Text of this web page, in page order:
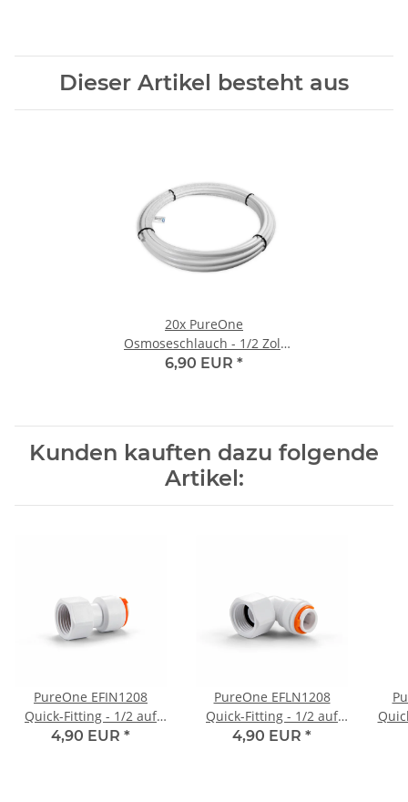
Dieser Artikel besteht aus
20x PureOne
Osmoseschlauch - 1/2 Zoll
(12 mm) | Weiß 1 Meter
6,90 EUR *
Kunden kauften dazu folgende
Artikel:
PureOne EFIN1208
Quick-Fitting - 1/2 auf
1/2 Zoll Rohrgewinde
4,90 EUR *
PureOne EFLN1208
Quick-Fitting - 1/2 auf
1/2 Zoll Rohrgewinde
4,90 EUR *